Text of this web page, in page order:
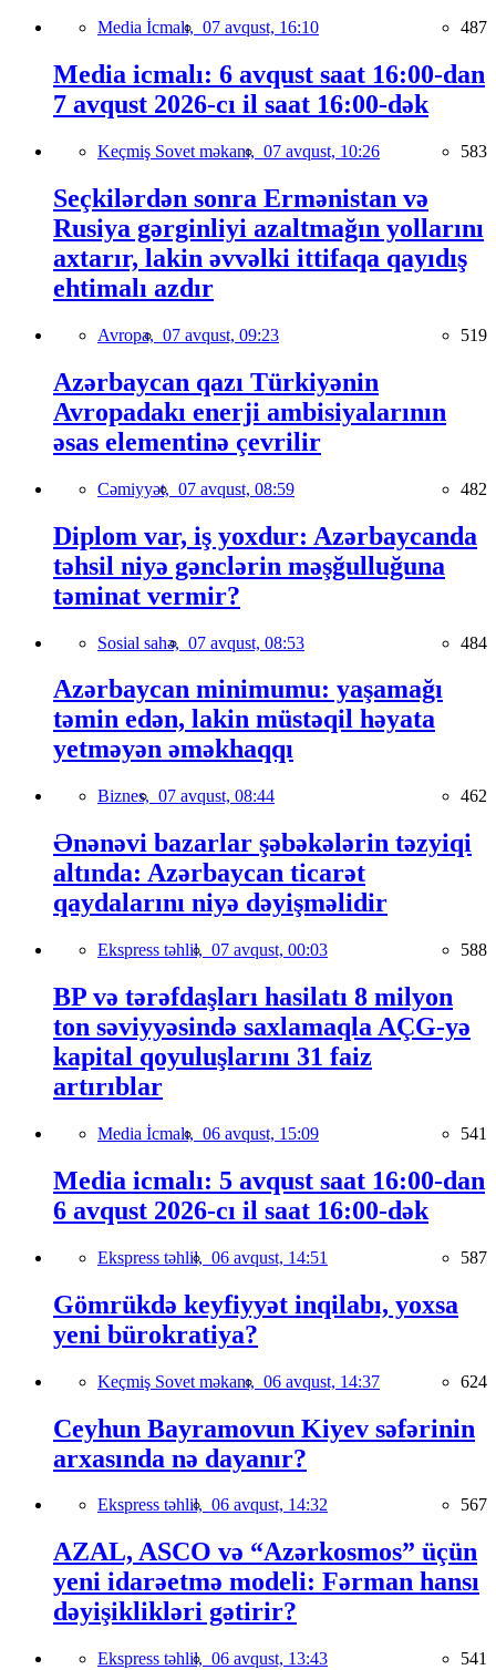
Media İcmalı, 07 avqust, 16:10 487
Media icmalı: 6 avqust saat 16:00-dan
7 avqust 2026-cı il saat 16:00-dək
Keçmiş Sovet məkanı, 07 avqust, 10:26 583
Seçkilərdən sonra Ermənistan və
Rusiya gərginliyi azaltmağın yollarını
axtarır, lakin əvvəlki ittifaqa qayıdış
ehtimalı azdır
Avropa, 07 avqust, 09:23 519
Azərbaycan qazı Türkiyənin
Avropadakı enerji ambisiyalarının
əsas elementinə çevrilir
Cəmiyyət, 07 avqust, 08:59 482
Diplom var, iş yoxdur: Azərbaycanda
təhsil niyə gənclərin məşğulluğuna
təminat vermir?
Sosial sahə, 07 avqust, 08:53 484
Azərbaycan minimumu: yaşamağı
təmin edən, lakin müstəqil həyata
yetməyən əməkhaqqı
Biznes, 07 avqust, 08:44 462
Ənənəvi bazarlar şəbəkələrin təzyiqi
altında: Azərbaycan ticarət
qaydalarını niyə dəyişməlidir
Ekspress təhlil, 07 avqust, 00:03 588
BP və tərəfdaşları hasilatı 8 milyon
ton səviyyəsində saxlamaqla AÇG-yə
kapital qoyuluşlarını 31 faiz
artırıblar
Media İcmalı, 06 avqust, 15:09 541
Media icmalı: 5 avqust saat 16:00-dan
6 avqust 2026-cı il saat 16:00-dək
Ekspress təhlil, 06 avqust, 14:51 587
Gömrükdə keyfiyyət inqilabı, yoxsa
yeni bürokratiya?
Keçmiş Sovet məkanı, 06 avqust, 14:37 624
Ceyhun Bayramovun Kiyev səfərinin
arxasında nə dayanır?
Ekspress təhlil, 06 avqust, 14:32 567
AZAL, ASCO və “Azərkosmos” üçün
yeni idarəetmə modeli: Fərman hansı
dəyişiklikləri gətirir?
Ekspress təhlil, 06 avqust, 13:43 541